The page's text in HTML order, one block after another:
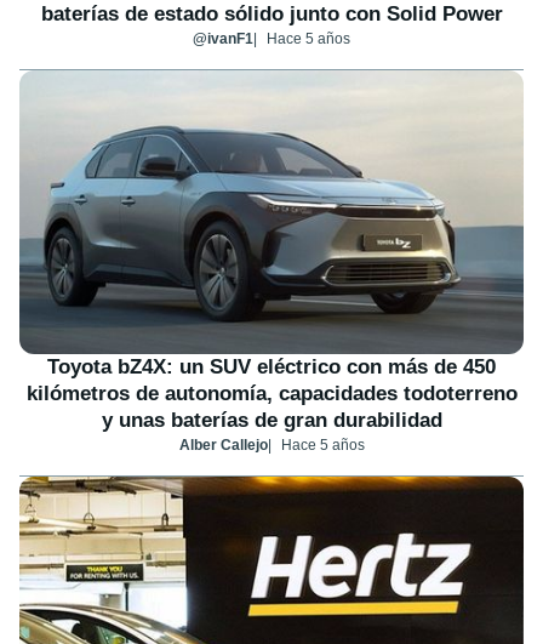
baterías de estado sólido junto con Solid Power
@ivanF1 Hace 5 años
Toyota bZ4X: un SUV eléctrico con más de 450
kilómetros de autonomía, capacidades todoterreno
y unas baterías de gran durabilidad
Alber Callejo Hace 5 años